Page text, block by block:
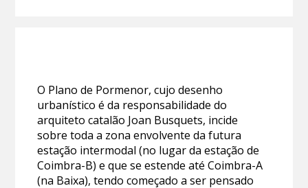
O Plano de Pormenor, cujo desenho
urbanístico é da responsabilidade do
arquiteto catalão Joan Busquets, incide
sobre toda a zona envolvente da futura
estação intermodal (no lugar da estação de
Coimbra-B) e que se estende até Coimbra-A
(na Baixa), tendo começado a ser pensado